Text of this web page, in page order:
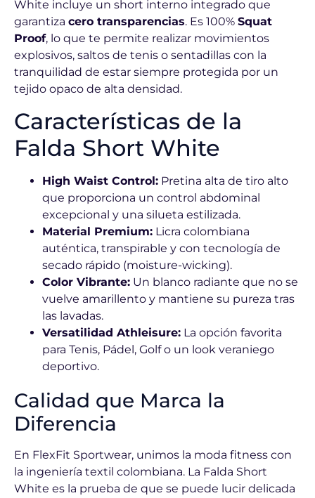
White incluye un short interno integrado que
garantiza cero transparencias. Es 100% Squat
Proof, lo que te permite realizar movimientos
explosivos, saltos de tenis o sentadillas con la
tranquilidad de estar siempre protegida por un
tejido opaco de alta densidad.
Características de la
Falda Short White
High Waist Control: Pretina alta de tiro alto
que proporciona un control abdominal
excepcional y una silueta estilizada.
Material Premium: Licra colombiana
auténtica, transpirable y con tecnología de
secado rápido (moisture-wicking).
Color Vibrante: Un blanco radiante que no se
vuelve amarillento y mantiene su pureza tras
las lavadas.
Versatilidad Athleisure: La opción favorita
para Tenis, Pádel, Golf o un look veraniego
deportivo.
Calidad que Marca la
Diferencia
En FlexFit Sportwear, unimos la moda fitness con
la ingeniería textil colombiana. La Falda Short
White es la prueba de que se puede lucir delicada